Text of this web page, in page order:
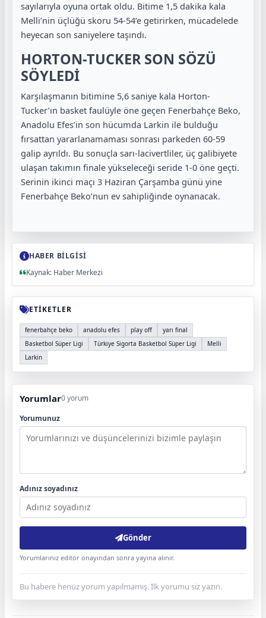
sayılarıyla oyuna ortak oldu. Bitime 1,5 dakika kala
Melli’nin üçlüğü skoru 54-54’e getirirken, mücadelede
heyecan son saniyelere taşındı.
HORTON-TUCKER SON SÖZÜ
SÖYLEDİ
Karşılaşmanın bitimine 5,6 saniye kala Horton-
Tucker’ın basket faulüyle öne geçen Fenerbahçe Beko,
Anadolu Efes’in son hücumda Larkin ile bulduğu
fırsattan yararlanamaması sonrası parkeden 60-59
galip ayrıldı. Bu sonuçla sarı-lacivertliler, üç galibiyete
ulaşan takımın finale yükseleceği seride 1-0 öne geçti.
Serinin ikinci maçı 3 Haziran Çarşamba günü yine
Fenerbahçe Beko’nun ev sahipliğinde oynanacak.
HABER BİLGİSİ
Kaynak: Haber Merkezi
ETİKETLER
fenerbahçe beko anadolu efes play off
yarı final
Basketbol Süper Ligi
Türkiye Sigorta Basketbol Süper Ligi
Melli
Larkin
Yorumlar0 yorum
Yorumunuz
Adınız soyadınız
Gönder
Yorumlarınız editör onayından sonra yayına alınır.
Bu habere henüz yorum yapılmamış. İlk yorumu siz yazın.